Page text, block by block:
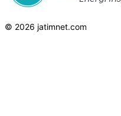
© 2026 jatimnet.com